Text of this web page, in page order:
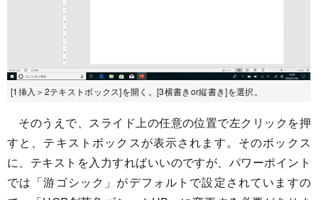
[1挿入＞2テキストボックス]を開く。[3横書きor縦書き]を選択。
そのうえで、スライド上の任意の位置で左クリックを押
すと、テキストボックスが表示されます。そのボックス
に、テキストを入力すればいいのですが、パワーポイント
では「游ゴシック」がデフォルトで設定されていますの